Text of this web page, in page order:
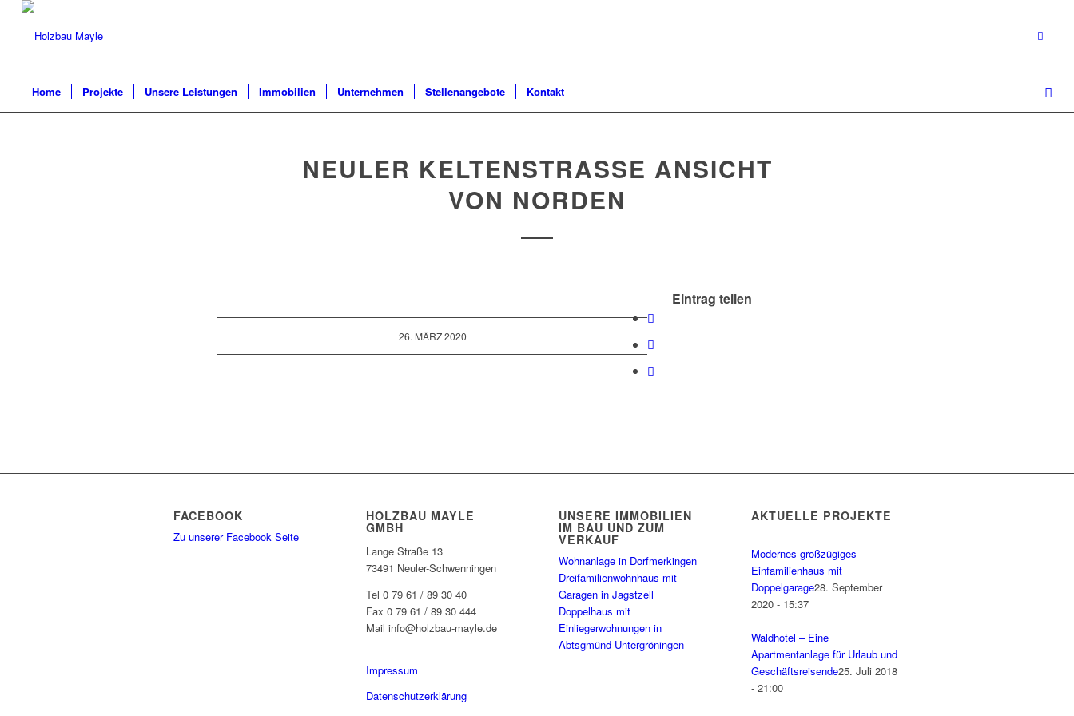
Home Projekte Unsere Leistungen Immobilien Unternehmen Stellenangebote Kontakt
NEULER KELTENSTRASSE ANSICHT V
ON NORDEN
26. MÄRZ 2020
Eintrag teilen
FACEBOOK
Zu unserer Facebook Seite
HOLZBAU MAYLE
GMBH
Lange Straße 13
73491 Neuler-Schwenningen
Tel 0 79 61 / 89 30 40
Fax 0 79 61 / 89 30 444
Mail info@holzbau-mayle.de
Impressum
Datenschutzerklärung
UNSERE IMMOBILIEN
IM BAU UND ZUM
VERKAUF
Wohnanlage in Dorfmerkingen
Dreifamilienwohnhaus mit
Garagen in Jagstzell
Doppelhaus mit
Einliegerwohnungen in
Abtsgmünd-Untergröningen
AKTUELLE PROJEKTE
Modernes großzügiges
Einfamilienhaus mit
Doppelgarage28. September
2020 - 15:37
Waldhotel – Eine
Apartmentanlage für Urlaub und
Geschäftsreisende25. Juli 2018
- 21:00